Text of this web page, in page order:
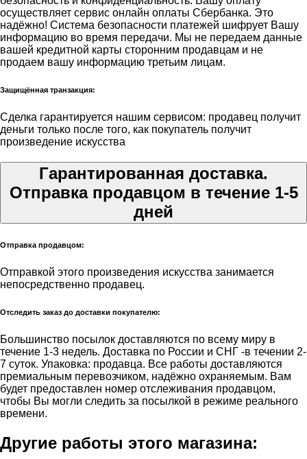
осуществляет сервис онлайн оплаты Сбербанка. Это
надёжно! Система безопасности платежей шифрует Вашу
информацию во время передачи. Мы не передаем данные
вашей кредитной карты сторонним продавцам и не
продаем вашу информацию третьим лицам.
Защищённая транзакция:
Сделка гарантируется нашим сервисом: продавец получит
деньги только после того, как покупатель получит
произведение искусства
Гарантированная доставка.
Отправка продавцом в течение 1-5
дней
Отправка продавцом:
Отправкой этого произведения искусства занимается
непосредственно продавец.
Отследить заказ до доставки покупателю:
Большинство посылок доставляются по всему миру в
течение 1-3 недель. Доставка по России и СНГ -в течении 2-
7 суток. Упаковка: продавца. Все работы доставляются
премиальным перевозчиком, надёжно охраняемым. Вам
будет предоставлен номер отслеживания продавцом,
чтобы Вы могли следить за посылкой в режиме реального
времени.
Другие работы этого магазина: